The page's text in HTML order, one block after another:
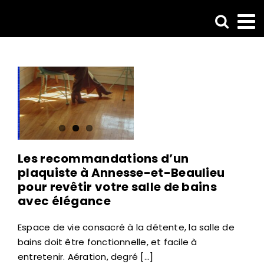
contenu
Les recommandations d’un
plaquiste à Annesse-et-Beaulieu
pour revêtir votre salle de bains
avec élégance
Espace de vie consacré à la détente, la salle de
bains doit être fonctionnelle, et facile à
entretenir. Aération, degré [...]